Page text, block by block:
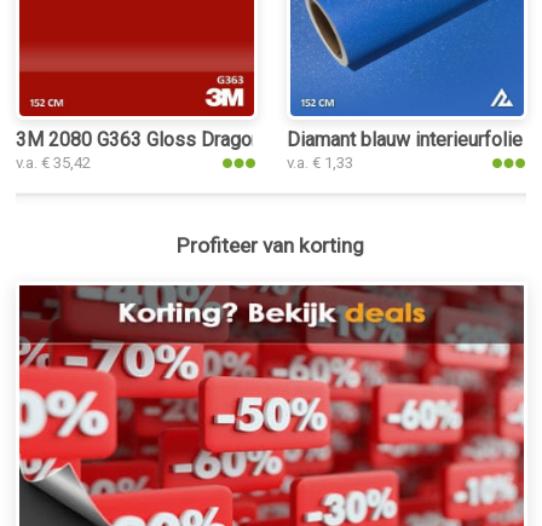
3M 2080 G363 Gloss Dragon Fire Red interieurfolie
v.a. € 35,42
Diamant blauw interieurfolie
v.a. € 1,33
Profiteer van korting